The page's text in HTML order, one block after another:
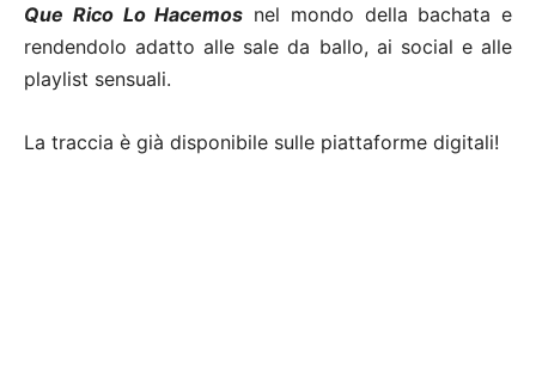
Que Rico Lo Hacemos nel mondo della bachata e
rendendolo adatto alle sale da ballo, ai social e alle
playlist sensuali.
La traccia è già disponibile sulle piattaforme digitali!